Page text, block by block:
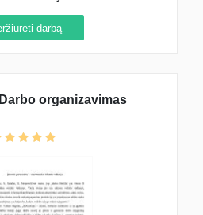
darbą
organizavimas